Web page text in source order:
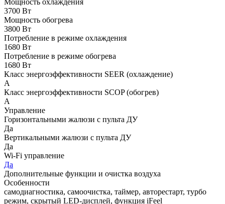
Мощность охлаждения
3700 Вт
Мощность обогрева
3800 Вт
Потребление в режиме охлаждения
1680 Вт
Потребление в режиме обогрева
1680 Вт
Класс энергоэффективности SEER (охлаждение)
A
Класс энергоэффективности SCOP (обогрев)
A
Управление
Горизонтальными жалюзи с пульта ДУ
Да
Вертикальными жалюзи с пульта ДУ
Да
Wi-Fi управление
Да
Дополнительные функции и очистка воздуха
Особенности
самодиагностика, самоочистка, таймер, авторестарт, турбо
режим, скрытый LED-дисплей, функция iFeel